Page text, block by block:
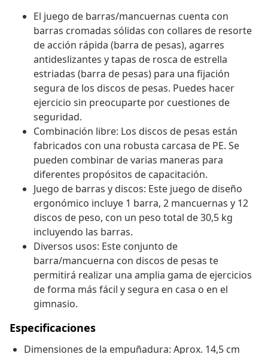
El juego de barras/mancuernas cuenta con
barras cromadas sólidas con collares de resorte
de acción rápida (barra de pesas), agarres
antideslizantes y tapas de rosca de estrella
estriadas (barra de pesas) para una fijación
segura de los discos de pesas. Puedes hacer
ejercicio sin preocuparte por cuestiones de
seguridad.
Combinación libre: Los discos de pesas están
fabricados con una robusta carcasa de PE. Se
pueden combinar de varias maneras para
diferentes propósitos de capacitación.
Juego de barras y discos: Este juego de diseño
ergonómico incluye 1 barra, 2 mancuernas y 12
discos de peso, con un peso total de 30,5 kg
incluyendo las barras.
Diversos usos: Este conjunto de
barra/mancuerna con discos de pesas te
permitirá realizar una amplia gama de ejercicios
de forma más fácil y segura en casa o en el
gimnasio.
Especificaciones
Dimensiones de la empuñadura: Aprox. 14,5 cm